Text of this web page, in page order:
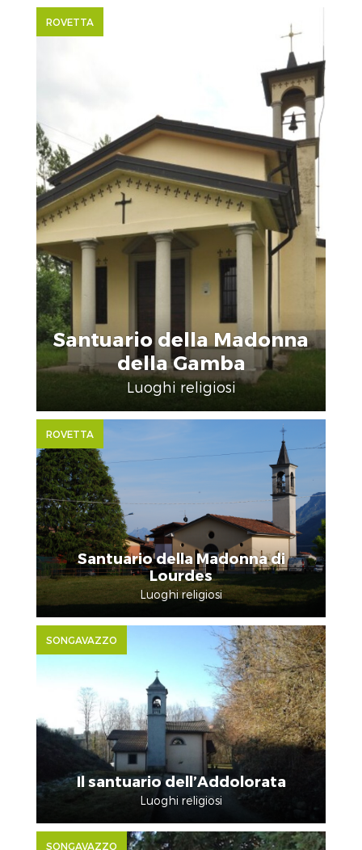
ROVETTA
Santuario della Madonna
della Gamba
Luoghi religiosi
ROVETTA
Santuario della Madonna di
Lourdes
Luoghi religiosi
SONGAVAZZO
Il santuario dell’Addolorata
Luoghi religiosi
SONGAVAZZO